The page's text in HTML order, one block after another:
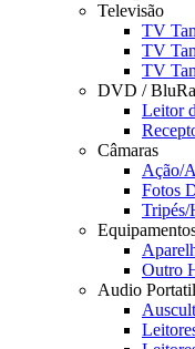
Televisão
TV
TV
TV
DVD /
Leitor
Câmaras
Ação/
Fotos
Tripés/
Outro
Audio Portatil